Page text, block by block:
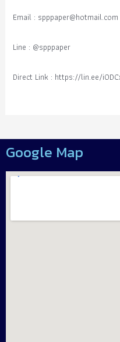
Email : spppaper@hotmail.com
Line : @spppaper
Direct Link : https://lin.ee/
Google Map